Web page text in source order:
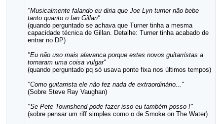
"Musicalmente falando eu diria que Joe Lyn turner não bebe
tanto quanto o Ian Gillan"
(quando perguntado se achava que Turner tinha a mesma
capacidade técnica de Gillan. Detalhe: Turner tinha acabado de
entrar no DP)
"Eu não uso mais alavanca porque estes novos guitarristas a
tornaram uma coisa vulgar"
(quando perguntado pq só usava ponte fixa nos últimos tempos)
"Como guitarrista ele não fez nada de extraordinário..."
(Sobre Steve Ray Vaughan)
"Se Pete Townshend pode fazer isso eu também posso !"
(sobre pensar um riff simples como o de Smoke on The Water)